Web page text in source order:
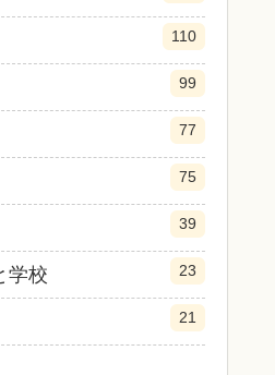
110
99
77
75
39
学校 23
21